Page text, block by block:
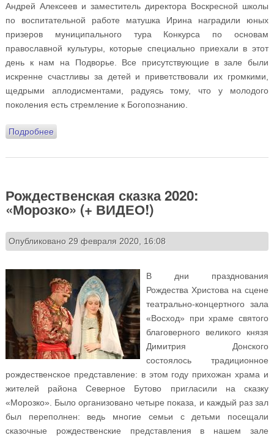
Андрей Алексеев и заместитель директора Воскресной школы
по воспитательной работе матушка Ирина наградили юных
призеров муниципального тура Конкурса по основам
православной культуры, которые специально приехали в этот
день к нам на Подворье. Все присутствующие в зале были
искренне счастливы за детей и приветствовали их громкими,
щедрыми аплодисментами, радуясь тому, что у молодого
поколения есть стремление к Богопознанию.
Подробнеео «Под первой звездой»: Рождественский концерт
Рождественская сказка 2020:
«Морозко» (+ ВИДЕО!)
Опубликовано 29 февраля 2020, 16:08
В дни празднования
Рождества Христова на сцене
театрально-концертного зала
«Восход» при храме святого
благоверного великого князя
Димитрия Донского
состоялось традиционное
рождественское представление: в этом году прихожан храма и
жителей района Северное Бутово пригласили на сказку
«Морозко». Было организовано четыре показа, и каждый раз зал
был переполнен: ведь многие семьи с детьми посещали
сказочные рождественские представления в нашем зале